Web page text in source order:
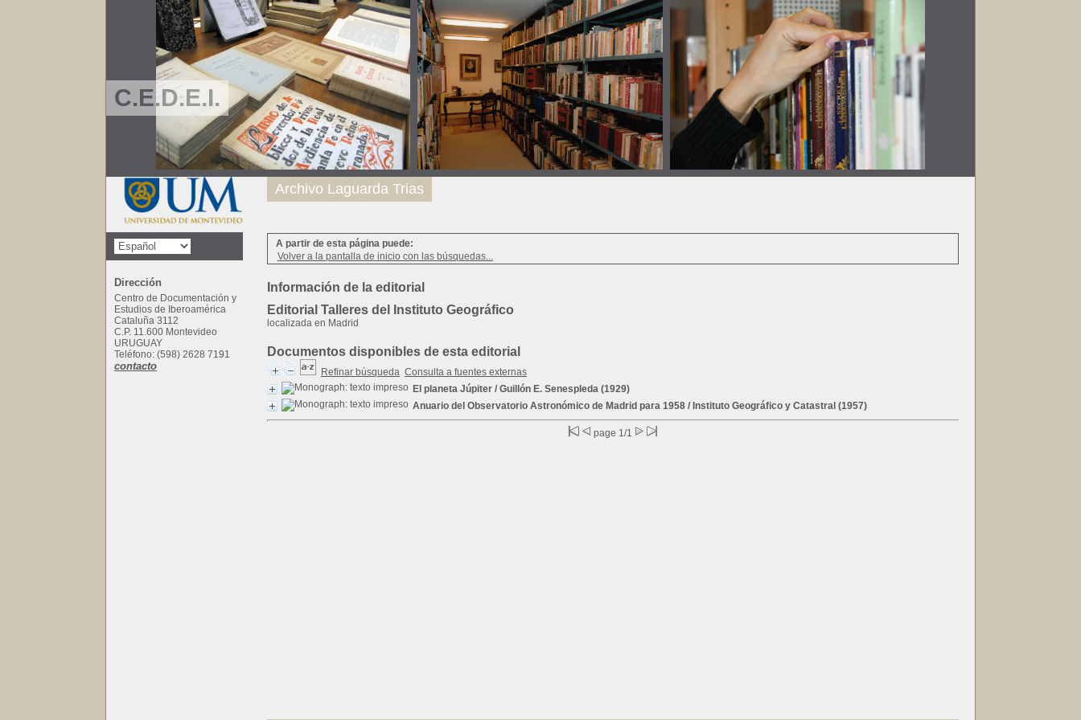
C.E.D.E.I.
A partir de esta página puede:
Volver a la pantalla de inicio con las búsquedas...
Información de la editorial
Editorial Talleres del Instituto Geográfico
localizada en Madrid
Documentos disponibles de esta editorial
Refinar búsqueda Consulta a fuentes externas
El planeta Júpiter / Guillón E. Senespleda (1929)
Anuario del Observatorio Astronómico de Madrid para 1958 / Instituto Geográfico y Catastral (1957)
page 1/1
Archivo Laguarda Trias
Dirección
Centro de Documentación y
Estudios de Iberoamérica
Cataluña 3112
C.P. 11.600 Montevideo
URUGUAY
Teléfono: (598) 2628 7191
contacto